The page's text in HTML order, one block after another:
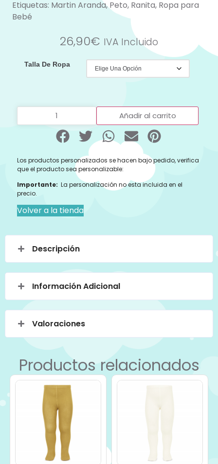
Etiquetas: Martin Aranda,Peto, Ranita, Ropa para
Bebé
26,90€ IVA Incluido
Talla De Ropa
Añadir al carrito
Los productos personalizados se hacen bajo pedido, verifica
que el producto sea personalizable:
Importante: La personalización no esta incluida en el
precio.
Volver a la tienda
Descripción
Información Adicional
Valoraciones
Productos relacionados